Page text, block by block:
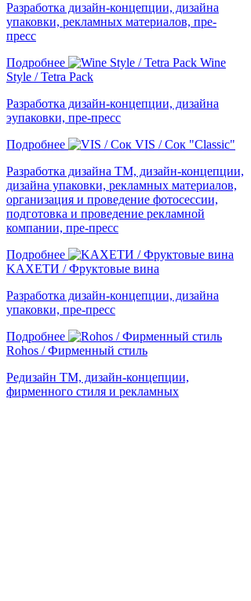
Разработка дизайн-концепции, дизайна
упаковки, рекламных материалов, пре-
пресс
Подробнее
Wine
Style / Tetra Pack
Разработка дизайн-концепции, дизайна
эупаковки, пре-пресс
Подробнее
VIS / Сок "Classic"
Разработка дизайна ТМ, дизайн-концепции,
дизайна упаковки, рекламных материалов,
организация и проведение фотосессии,
подготовка и проведение рекламной
компании, пре-пресс
Подробнее
KАХЕТИ / Фруктовые вина
Разработка дизайн-концепции, дизайна
упаковки, пре-пресс
Подробнее
Rohos / Фирменный стиль
Редизайн ТМ, дизайн-концепции,
фирменного стиля и рекламных